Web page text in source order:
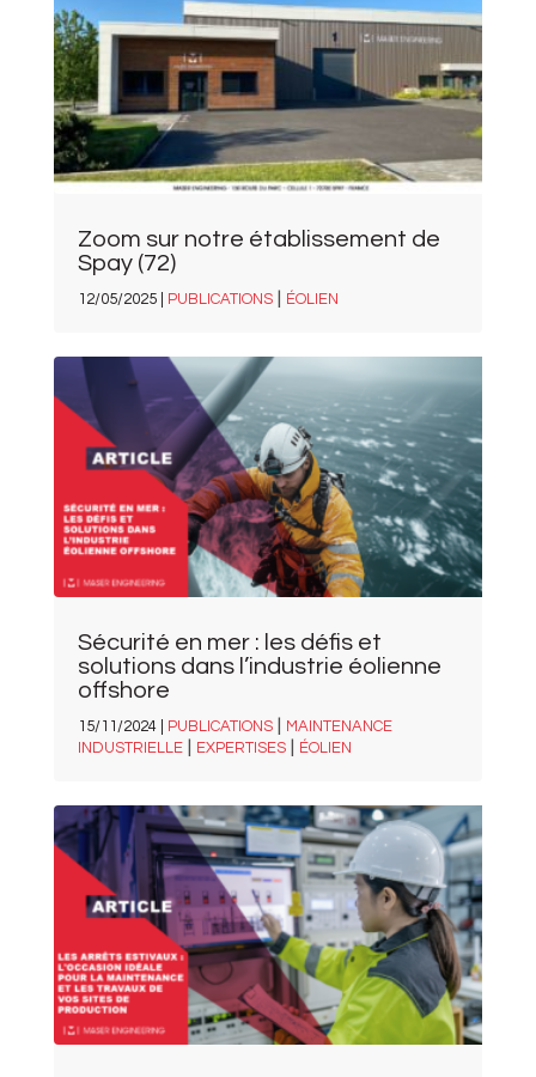
Zoom sur notre établissement de
Spay (72)
12/05/2025 | PUBLICATIONS| ÉOLIEN
Sécurité en mer : les défis et
solutions dans l’industrie éolienne
offshore
15/11/2024 | PUBLICATIONS| MAINTENANCE
INDUSTRIELLE| EXPERTISES| ÉOLIEN